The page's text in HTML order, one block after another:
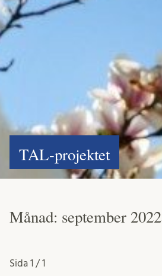
TAL-projektet
Månad: september 2022
Sida 1 / 1